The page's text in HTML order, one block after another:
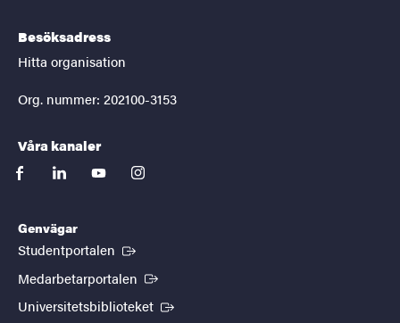
Besöksadress
Hitta organisation
Org. nummer: 202100-3153
Våra kanaler
facebooklinkedinyoutubeinstagram
Genvägar
Studentportalen (Extern länk)
Medarbetarportalen (Extern länk)
Universitetsbiblioteket (Extern länk)